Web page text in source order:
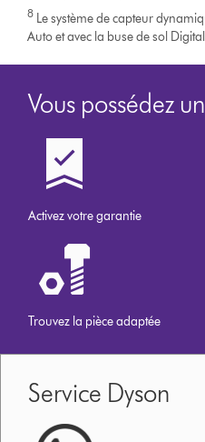
8 Le système de capteur
Auto et avec la buse de sol
Vous possédez
Activez votre garantie
Trouvez la pièce adaptée
Service Dyson